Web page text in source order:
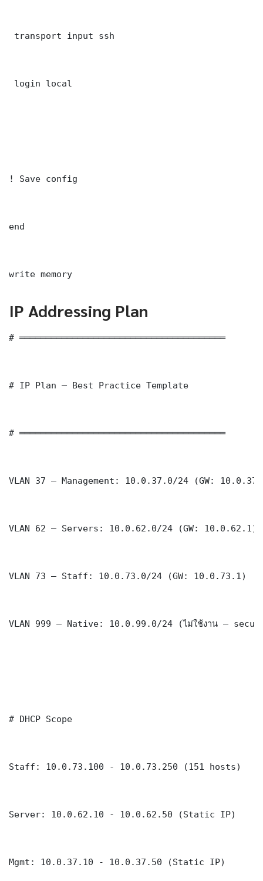
transport input ssh
login local
! Save config
end
write memory
IP Addressing Plan
# ═══════════════════════════════════════
# IP Plan — Best Practice Template
# ═══════════════════════════════════════
VLAN 37 — Management: 10.0.37.0/24 (GW:
VLAN 62 — Servers: 10.0.62.0/24 (GW: 10.0.62.1)
VLAN 73 — Staff: 10.0.73.0/24 (GW: 10.0.73.1)
VLAN 999 — Native: 10.0.99.0/24 (ไม่ใช้งาน —
# DHCP Scope
Staff: 10.0.73.100 - 10.0.73.250 (151 hosts)
Server: 10.0.62.10 - 10.0.62.50 (Static IP)
Mgmt: 10.0.37.10 - 10.0.37.50 (Static IP)